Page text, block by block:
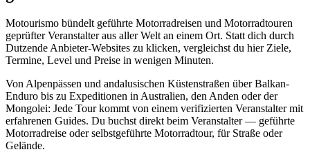
Motourismo bündelt geführte Motorradreisen und Motorradtouren
geprüfter Veranstalter aus aller Welt an einem Ort. Statt dich durch
Dutzende Anbieter-Websites zu klicken, vergleichst du hier Ziele,
Termine, Level und Preise in wenigen Minuten.
Von Alpenpässen und andalusischen Küstenstraßen über Balkan-
Enduro bis zu Expeditionen in Australien, den Anden oder der
Mongolei: Jede Tour kommt von einem verifizierten Veranstalter mit
erfahrenen Guides. Du buchst direkt beim Veranstalter — geführte
Motorradreise oder selbstgeführte Motorradtour, für Straße oder
Gelände.